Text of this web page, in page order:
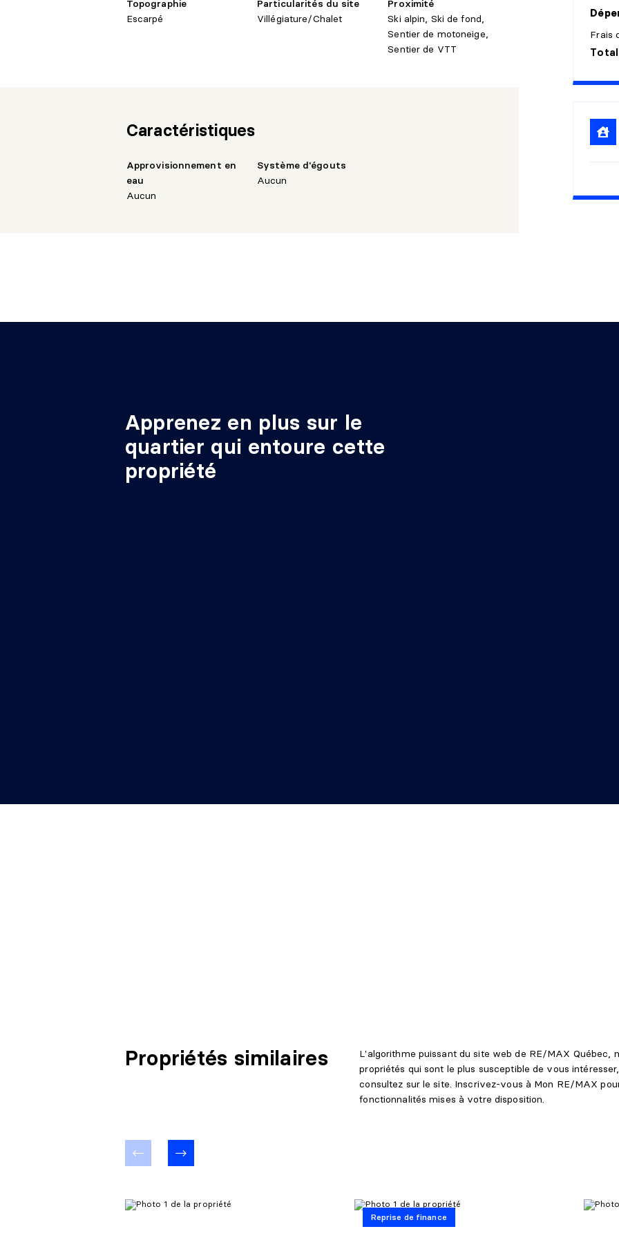
Topographie
Escarpé
Particularités du site
Villégiature/Chalet
Proximité
Ski alpin, Ski de fond,
Sentier de motoneige,
Sentier de VTT
Caractéristiques
Approvisionnement en
eau
Aucun
Système d'égouts
Aucun
Frais
Total
Apprenez en plus sur le
quartier qui entoure cette
propriété
Propriétés similaires
L'algorithme puissant du site web de RE/MAX Québec,
propriétés qui sont le plus susceptible de vous
consultez sur le site. Inscrivez-vous à Mon RE/MAX
fonctionnalités mises à votre disposition.
Reprise de finance